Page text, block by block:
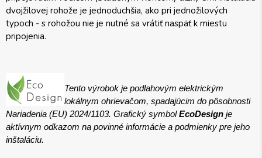
dvojžilovej rohože je jednoduchšia, ako pri jednožilových
typoch - s rohožou nie je nutné sa vrátiť naspäť k miestu
pripojenia.
Tento výrobok je podlahovým elektrickým
lokálnym ohrievačom, spadajúcim do pôsobnosti
Nariadenia (EU) 2024/1103. Grafický symbolEcoDesign je
aktívnym odkazom na povinné informácie a podmienky pre jeho
inštaláciu.